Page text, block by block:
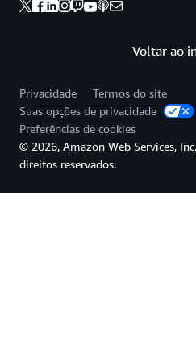
Voltar ao
Privacidade
Termos do site
Suas opções de privacidade
Preferências de cookies
© 2026, Amazon Web Services,
direitos reservados.